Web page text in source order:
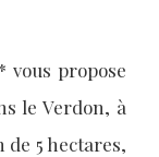
vous propose
le Verdon, à
5 hectares,